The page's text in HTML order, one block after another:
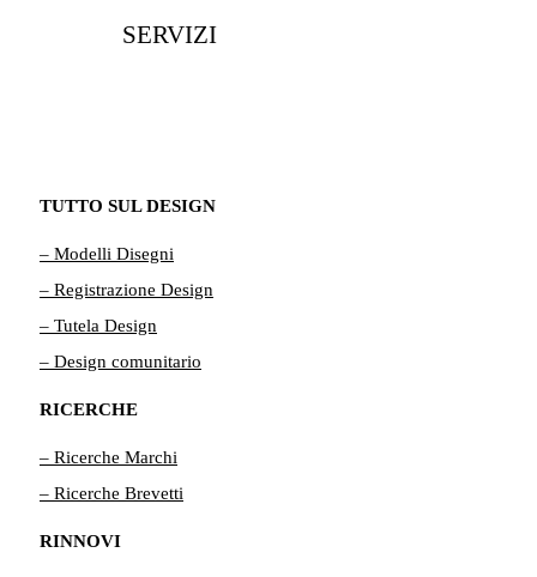
SERVIZI
TUTTO SUL DESIGN
– Modelli Disegni
– Registrazione Design
– Tutela Design
– Design comunitario
RICERCHE
– Ricerche Marchi
– Ricerche Brevetti
RINNOVI